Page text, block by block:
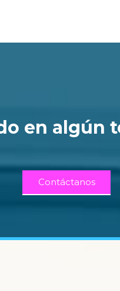
en algún
Contáctanos